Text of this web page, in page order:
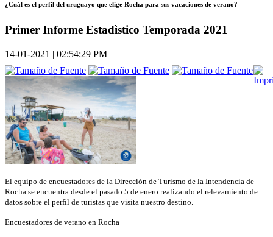
¿Cuál es el perfil del uruguayo que elige Rocha para sus vacaciones de verano?
Primer Informe Estadìstico Temporada 2021
14-01-2021 | 02:54:29 PM
El equipo de encuestadores de la Dirección de Turismo de la Intendencia de
Rocha se encuentra desde el pasado 5 de enero realizando el relevamiento de
datos sobre el perfil de turistas que visita nuestro destino.
Encuestadores de verano en Rocha